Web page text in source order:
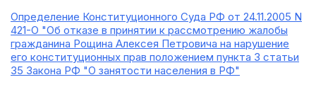
Определение Конституционного Суда РФ от 24.11.2005 N
421-О "Об отказе в принятии к рассмотрению жалобы
гражданина Рощина Алексея Петровича на нарушение
его конституционных прав положением пункта 3 статьи
35 Закона РФ "О занятости населения в РФ"